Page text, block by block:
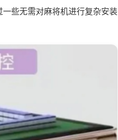
些无需对麻将机进行复杂安装